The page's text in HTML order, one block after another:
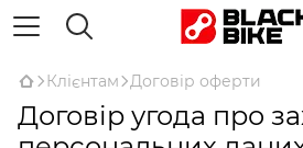
Клієнтам Договiр оферти
Договір угода про